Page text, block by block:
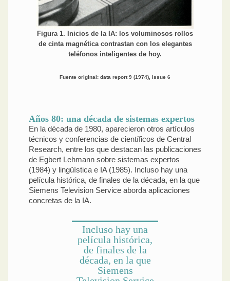
Figura 1. Inicios de la IA: los voluminosos rollos
de cinta magnética contrastan con los elegantes
teléfonos inteligentes de hoy.
Fuente original: data report 9 (1974), issue 6
Años 80: una década de sistemas expertos
En la década de 1980, aparecieron otros artículos
técnicos y conferencias de científicos de Central
Research, entre los que destacan las publicaciones
de Egbert Lehmann sobre sistemas expertos
(1984) y lingüística e IA (1985). Incluso hay una
película histórica, de finales de la década, en la que
Siemens Television Service aborda aplicaciones
concretas de la IA.
Incluso hay una
película histórica,
de finales de la
década, en la que
Siemens